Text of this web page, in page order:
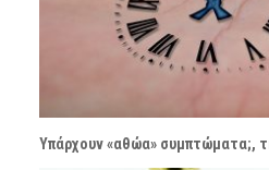
Υπάρχουν «αθώα» συμπτώματα;,